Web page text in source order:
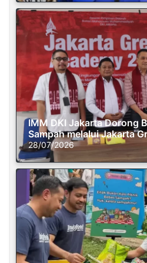
IMM DKI Jakarta Dorong
Sampah melalui Jakarta
28/07/2026